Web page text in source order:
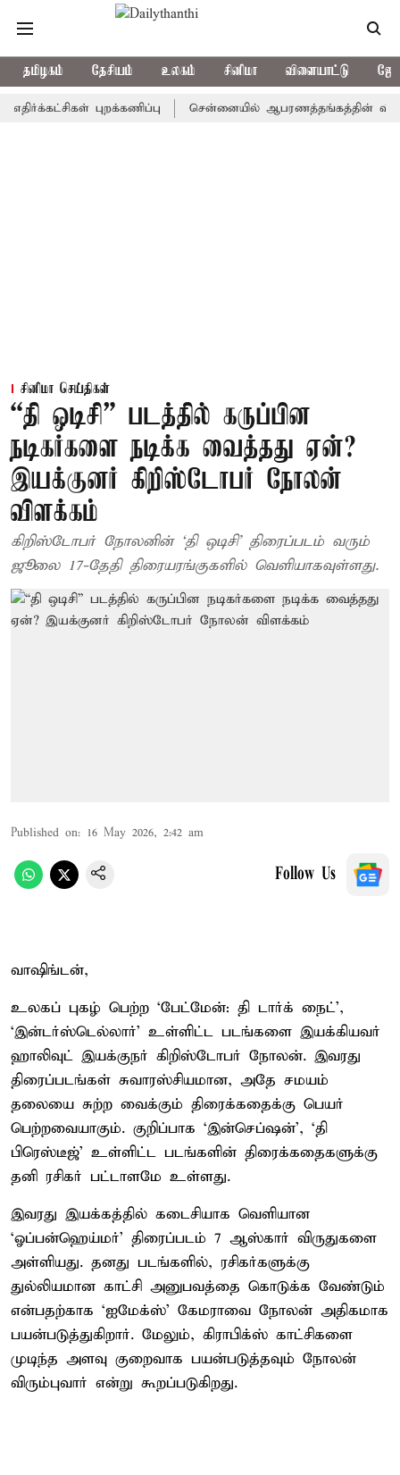
தமிழகம் தேசியம் உலகம் சினிமா விளையாட்டு
புறக்கணிப்பு சென்னையில் ஆபரணத்தங்கத்தின் விலை
சினிமா செய்திகள்
“தி ஒடிசி” படத்தில் கருப்பின
நடிகர்களை நடிக்க வைத்தது ஏன்?
இயக்குனர் கிறிஸ்டோபர் நோலன்
விளக்கம்
கிறிஸ்டோபர் நோலனின் ‘தி ஒடிசி’ திரைப்படம் வரும்
ஜூலை 17-தேதி திரையரங்குகளில் வெளியாகவுள்ளது.
Published on: 16 May 2026, 2:42 am
Follow Us
வாஷிங்டன்,
உலகப் புகழ் பெற்ற ‘பேட்மேன்: தி டார்க் நைட்’,
‘இன்டர்ஸ்டெல்லார்’ உள்ளிட்ட படங்களை இயக்கியவர்
ஹாலிவுட் இயக்குநர் கிறிஸ்டோபர் நோலன். இவரது
திரைப்படங்கள் சுவாரஸ்சியமான, அதே சமயம்
தலையை சுற்ற வைக்கும் திரைக்கதைக்கு பெயர்
பெற்றவையாகும். குறிப்பாக ‘இன்செப்ஷன்’, ‘தி
பிரெஸ்டீஜ்’ உள்ளிட்ட படங்களின் திரைக்கதைகளுக்கு
தனி ரசிகர் பட்டாளமே உள்ளது.
இவரது இயக்கத்தில் கடைசியாக வெளியான
‘ஓப்பன்ஹெய்மர்’ திரைப்படம் 7 ஆஸ்கார் விருதுகளை
அள்ளியது. தனது படங்களில், ரசிகர்களுக்கு
துல்லியமான காட்சி அனுபவத்தை கொடுக்க வேண்டும்
என்பதற்காக ‘ஐமேக்ஸ்’ கேமராவை நோலன் அதிகமாக
பயன்படுத்துகிறார். மேலும், கிராபிக்ஸ் காட்சிகளை
முடிந்த அளவு குறைவாக பயன்படுத்தவும் நோலன்
விரும்புவார் என்று கூறப்படுகிறது.